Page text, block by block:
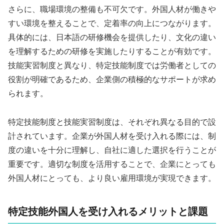
さらに、職場環境の整備も不可欠です。外国人材が働きや
すい環境を整えることで、定着率の向上につながります。
具体的には、日本語の研修機会を提供したり、文化の違い
を理解するための研修を実施したりすることが有効です。
技能実習制度と異なり、特定技能制度では労働者としての
役割が明確であるため、企業側の積極的なサポートが求め
られます。
特定技能制度と技能実習制度は、それぞれ異なる目的で設
計されています。企業が外国人材を受け入れる際には、制
度の違いを十分に理解し、自社に適した選択を行うことが
重要です。適切な制度を活用することで、企業にとっても
外国人材にとっても、より良い雇用環境が実現できます。
特定技能外国人を受け入れるメリットと課題